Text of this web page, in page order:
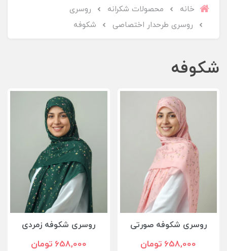
خانه محصولات شکرانه
روسری
روسری طرحدار اختصاصی
شکوفه
شکوفه
روسری شکوفه صورتی
658,000 تومان
روسری شکوفه زمردی
658,000 تومان